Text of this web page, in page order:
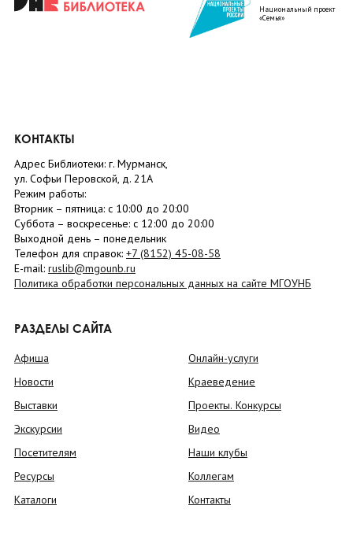
Национальный проект
«Семья»
КОНТАКТЫ
Адрес Библиотеки: г. Мурманск,
ул. Софьи Перовской, д. 21А
Режим работы:
Вторник – пятница: с 10:00 до 20:00
Суббота – воскресенье: c 12:00 до 20:00
Выходной день – понедельник
Телефон для справок: +7 (8152) 45-08-58
E-mail: ruslib@mgounb.ru
Политика обработки персональных данных на сайте МГОУНБ
РАЗДЕЛЫ САЙТА
Афиша
Новости
Выставки
Экскурсии
Посетителям
Ресурсы
Каталоги
Онлайн-услуги
Краеведение
Проекты. Конкурсы
Видео
Наши клубы
Коллегам
Контакты